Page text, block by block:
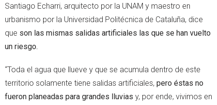
Santiago Echarri, arquitecto por la UNAM y maestro en
urbanismo por la Universidad Politécnica de Cataluña, dice
que son las mismas salidas artificiales las que se han vuelto
un riesgo.
“Toda el agua que llueve y que se acumula dentro de este
territorio solamente tiene salidas artificiales, pero éstas no
fueron planeadas para grandes lluvias y, por ende, vivimos en